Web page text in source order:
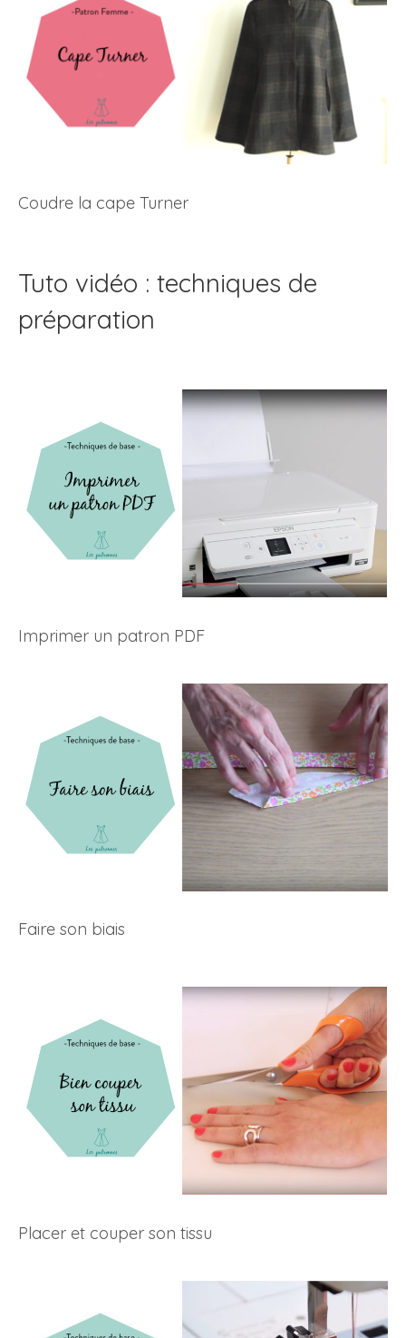
Coudre la cape Turner
Tuto vidéo : techniques de
préparation
Imprimer un patron PDF
Faire son biais
Placer et couper son tissu